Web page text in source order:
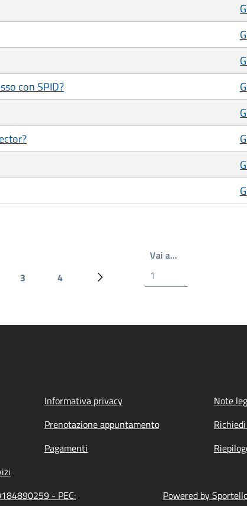
con SPID?
Pagina
3
Pagina
4
Prossima pagina
Vai a…Write the page
Informativa privacy
Note
Prenotazione appuntamento
Pagamenti
- PEC:
Powered by